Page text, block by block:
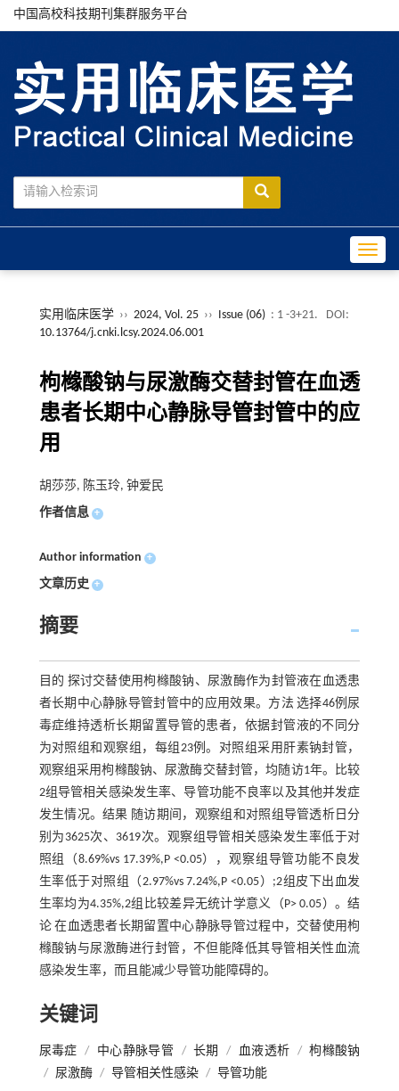
中国高校科技期刊集群服务平台
实用临床医学 ›› 2024, Vol. 25 ›› Issue (06) : 1 -3+21.
DOI:
10.13764/j.cnki.lcsy.2024.06.001
枸橼酸钠与尿激酶交替封管在血透
患者长期中心静脉导管封管中的应
用
胡莎莎, 陈玉玲, 钟爱民
作者信息 +
Author information +
文章历史 +
摘要
目的 探讨交替使用枸橼酸钠、尿激酶作为封管液在血透患
者长期中心静脉导管封管中的应用效果。方法 选择46例尿
毒症维持透析长期留置导管的患者，依据封管液的不同分
为对照组和观察组，每组23例。对照组采用肝素钠封管，
观察组采用枸橼酸钠、尿激酶交替封管，均随访1年。比较
2组导管相关感染发生率、导管功能不良率以及其他并发症
发生情况。结果 随访期间，观察组和对照组导管透析日分
别为3625次、3619次。观察组导管相关感染发生率低于对
照组（8.69%vs 17.39%,P <0.05），观察组导管功能不良发
生率低于对照组（2.97%vs 7.24%,P <0.05）;2组皮下出血发
生率均为4.35%,2组比较差异无统计学意义（P> 0.05）。结
论 在血透患者长期留置中心静脉导管过程中，交替使用枸
橼酸钠与尿激酶进行封管，不但能降低其导管相关性血流
感染发生率，而且能减少导管功能障碍的。
关键词
尿毒症 / 中心静脉导管 / 长期 / 血液透析 / 枸橼酸钠
/ 尿激酶 / 导管相关性感染 / 导管功能